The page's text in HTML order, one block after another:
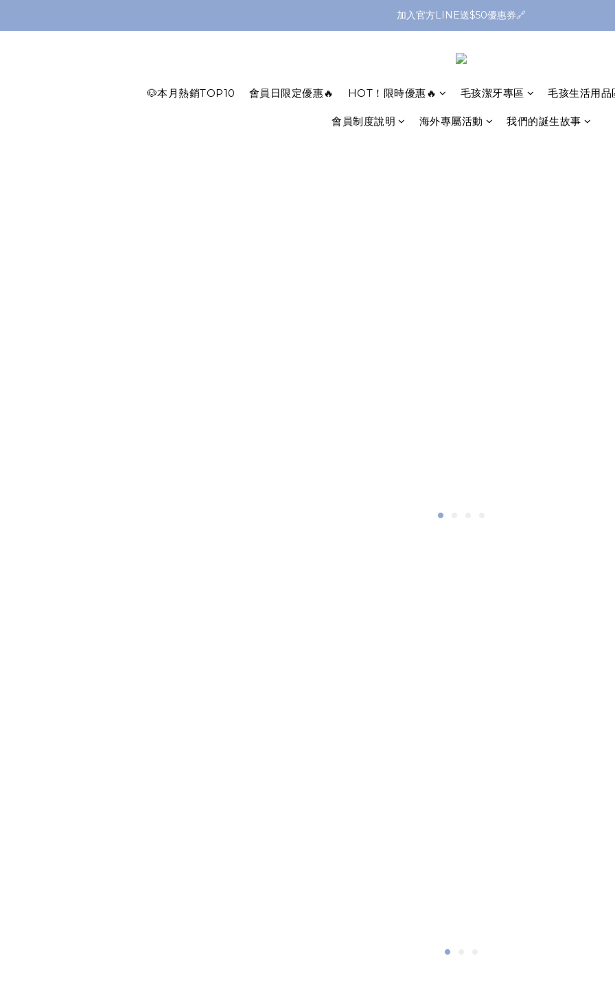
全館滿1299送平頭牙刷🪥滿2299送購物金$200
加入官方LINE送$50優惠券🔗
🐶本月熱銷TOP10 會員日限定優惠🔥 HOT！限時優惠🔥 毛孩潔牙專區 毛孩生活用品
會員制度說明 海外專屬活動 我們的誕生故事